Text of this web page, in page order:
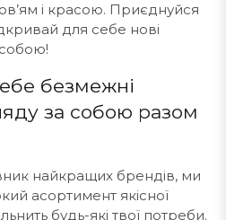
і красою. Приєднуйся
для себе нові
безмежні
за собою разом
найкращих брендів, ми
асортимент якісної
будь-які твої потреби.